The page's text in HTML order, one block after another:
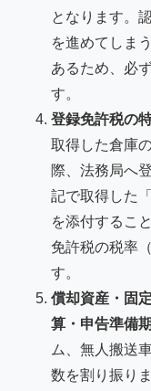
となります。
を進めてしま
あるため、必
す。
登録免許税の
取得した倉庫
際、法務局へ
記で取得した
を添付するこ
免許税の税率
す。
償却資産・固
算・申告準備
ム、無人搬送
数を割り振り